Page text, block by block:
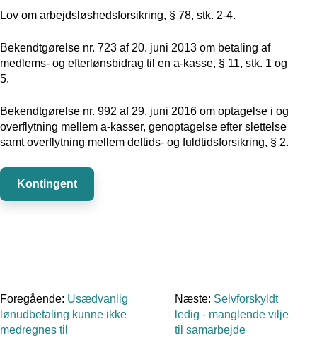
Lov om arbejdsløshedsforsikring, § 78, stk. 2-4.
Bekendtgørelse nr. 723 af 20. juni 2013 om betaling af
medlems- og efterlønsbidrag til en a-kasse, § 11, stk. 1 og
5.
Bekendtgørelse nr. 992 af 29. juni 2016 om optagelse i og
overflytning mellem a-kasser, genoptagelse efter slettelse
samt overflytning mellem deltids- og fuldtidsforsikring, § 2.
Kontingent
Foregående: Usædvanlig
lønudbetaling kunne ikke
medregnes til
Næste: Selvforskyldt
ledig - manglende vilje
til samarbejde